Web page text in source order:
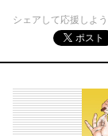
シェアして応援しよう
ポスト